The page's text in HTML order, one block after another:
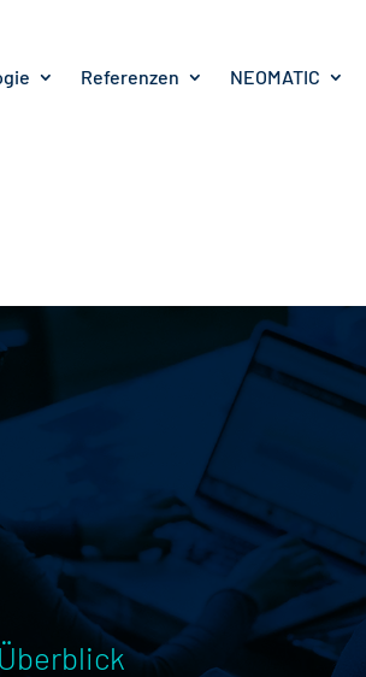
Referenzen NEOMATIC